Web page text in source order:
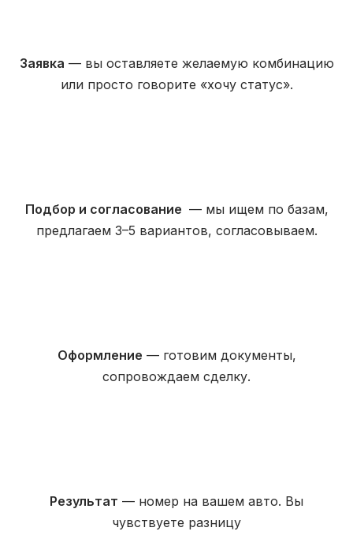
Заявка — вы оставляете желаемую комбинацию
или просто говорите «хочу статус».
Подбор и согласование — мы ищем по базам,
предлагаем 3–5 вариантов, согласовываем.
Оформление — готовим документы,
сопровождаем сделку.
Результат — номер на вашем авто. Вы
чувствуете разницу